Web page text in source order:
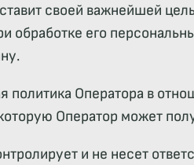
своей важнейшей
обработке его
политика Оператора в
Оператор может
и не несет